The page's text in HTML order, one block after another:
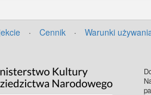
· Cennik · Warunki